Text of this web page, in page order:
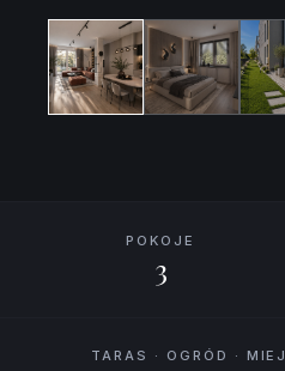
POKOJE
3
TARAS · OGRÓD ·